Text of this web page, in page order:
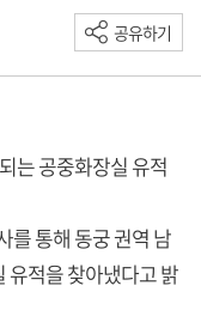
공유하기
는 공중화장실 유적
를 통해 동궁 권역 남
유적을 찾아냈다고 밝